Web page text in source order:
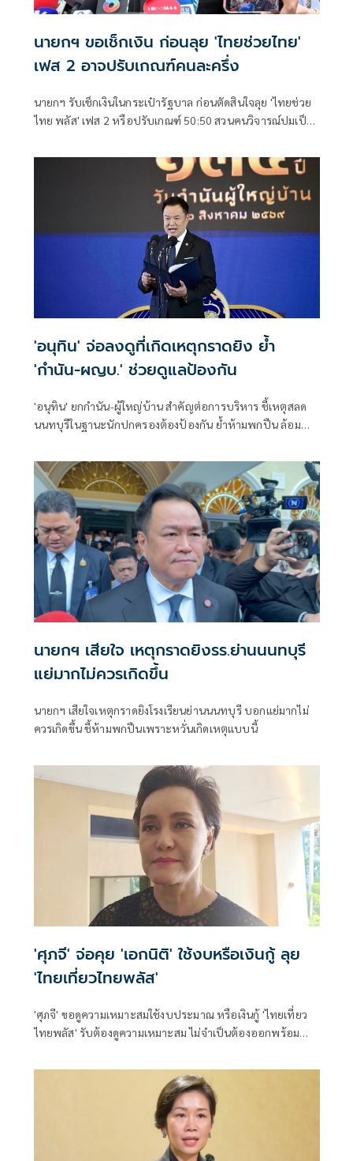
นายกฯ ขอเช็กเงิน ก่อนลุย 'ไทยช่วยไทย'
เฟส 2 อาจปรับเกณฑ์คนละครึ่ง
นายกฯ รับเช็กเงินในกระเป๋ารัฐบาล ก่อนตัดสินใจลุย 'ไทยช่วย
ไทย พลัส' เฟส 2 หรือปรับเกณฑ์ 50:50 สวนคนวิจารณ์ปมเป็น
แข็งแรง
'อนุทิน' จ่อลงดูที่เกิดเหตุกราดยิง ย้ำ
'กำนัน-ผญบ.' ช่วยดูแลป้องกัน
'อนุทิน' ยกกำนัน-ผู้ใหญ่บ้าน สำคัญต่อการบริหาร ชี้เหตุสลด
นนทบุรีในฐานะนักปกครองต้องป้องกัน ย้ำห้ามพกปืน ล้อม
ที่เกิดเหตุ
นายกฯ เสียใจ เหตุกราดยิงรร.ย่านนนทบุรี
แย่มากไม่ควรเกิดขึ้น
นายกฯ เสียใจเหตุกราดยิงโรงเรียนย่านนนทบุรี บอกแย่มากไม่
ควรเกิดขึ้น ชี้ห้ามพกปืนเพราะหวั่นเกิดเหตุแบบนี้
'ศุภจี' จ่อคุย 'เอกนิติ' ใช้งบหรือเงินกู้ ลุย
'ไทยเที่ยวไทยพลัส'
'ศุภจี' ขอดูความเหมาะสมใช้งบประมาณ หรือเงินกู้ 'ไทยเที่ยว
ไทยพลัส' รับต้องดูความเหมาะสม ไม่จำเป็นต้องออกพร้อม